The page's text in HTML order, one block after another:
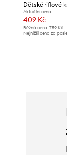
Aktuální cena:
409 Kč
Běžná cena: 759 Kč
Nejnižší cena za